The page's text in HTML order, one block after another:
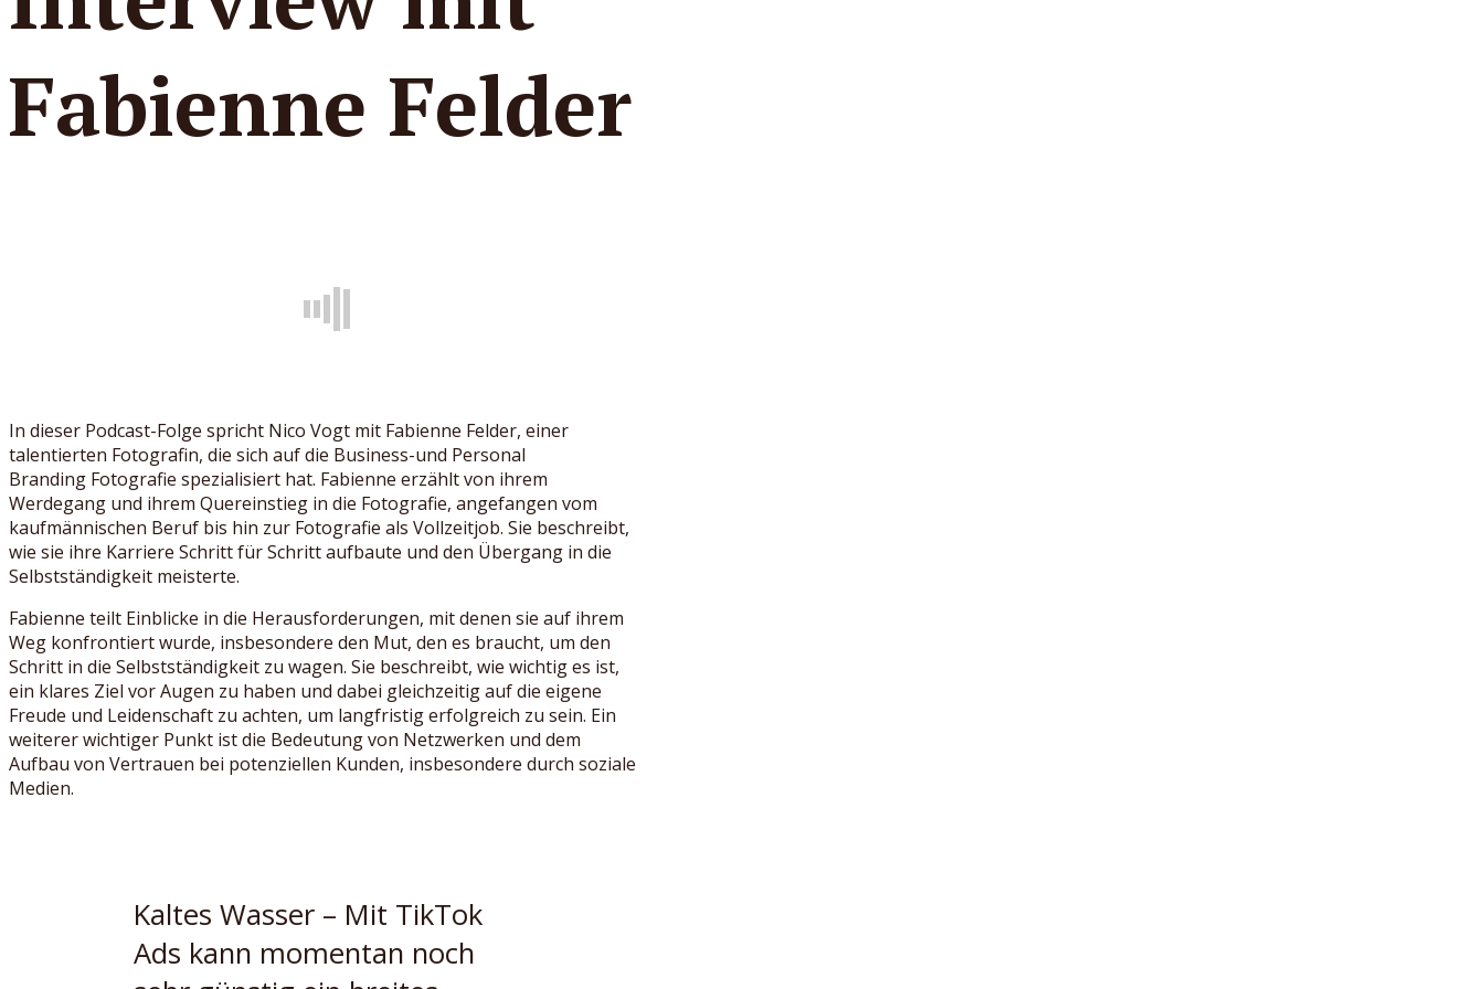
Fabienne Felder
In dieser Podcast-Folge spricht Nico Vogt mit Fabienne Felder, einer
talentierten Fotografin, die sich auf die Business-und Personal
Branding Fotografie spezialisiert hat. Fabienne erzählt von ihrem
Werdegang und ihrem Quereinstieg in die Fotografie, angefangen vom
kaufmännischen Beruf bis hin zur Fotografie als Vollzeitjob. Sie beschreibt,
wie sie ihre Karriere Schritt für Schritt aufbaute und den Übergang in die
Selbstständigkeit meisterte.
Fabienne teilt Einblicke in die Herausforderungen, mit denen sie auf ihrem
Weg konfrontiert wurde, insbesondere den Mut, den es braucht, um den
Schritt in die Selbstständigkeit zu wagen. Sie beschreibt, wie wichtig es ist,
ein klares Ziel vor Augen zu haben und dabei gleichzeitig auf die eigene
Freude und Leidenschaft zu achten, um langfristig erfolgreich zu sein. Ein
weiterer wichtiger Punkt ist die Bedeutung von Netzwerken und dem
Aufbau von Vertrauen bei potenziellen Kunden, insbesondere durch soziale
Medien.
Kaltes Wasser – Mit TikTok
Ads kann momentan noch